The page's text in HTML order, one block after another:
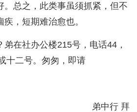
。总之，此类事虽须抓紧，但不
，短期难治愈也。
弟在社办公楼215号，电话44，
十二号。匆匆，即请
弟中行 拜